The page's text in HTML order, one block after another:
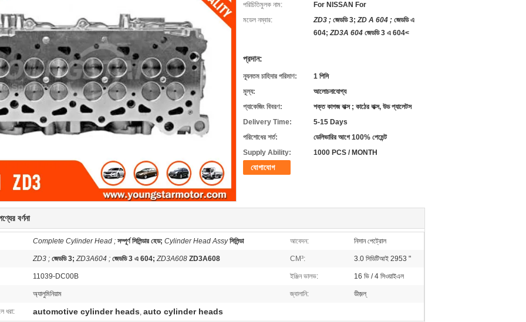
পরিচিতিমুলক নাম:
For NISSAN For
মডেল নম্বার:
ZD3 ; জেডডি 3; ZD A 604 ; জেডডি এ
604; ZD3A 604 জেডডি 3 এ 604<
প্রদান:
ন্যূনতম চাহিদার পরিমাণ:
1 পিসি
মূল্য:
আলোচনাযোগ্য
প্যাকেজিং বিবরণ:
শক্ত কাগজ বাক্স ; কাঠের বাক্স, উড প্যালেটস
Delivery Time:
5-15 Days
পরিশোধের শর্ত:
ডেলিভারির আগে 100% পেমেন্ট
Supply Ability:
1000 PCS / MONTH
যোগাযোগ
বর্ণনা
Complete Cylinder Head ; সম্পূর্ণ সিলিন্ডার হেড; Cylinder Head Assy সিলিন্ডা আবেদন: নিসান পেট্রোল
ZD3 ; জেডডি 3; ZD3A604 ; জেডডি 3 এ 604; ZD3A608 ZD3A608 CM³: 3.0 সিডিটিআই 2953 "
11039-DC00B ইঞ্জিন ভালভ: 16 ভি / 4 সিওয়াইএল
অ্যালুমিনিয়াম জ্বালানি: ডীজ়ল্
ধরা: automotive cylinder heads, auto cylinder heads